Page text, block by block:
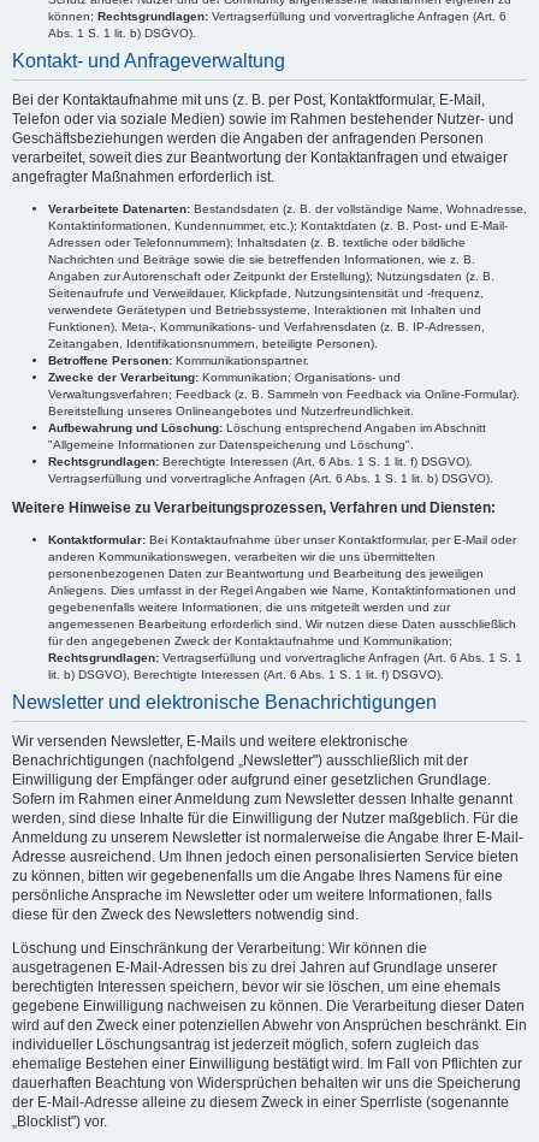
können; Rechtsgrundlagen: Vertragserfüllung und vorvertragliche Anfragen (Art. 6
Abs. 1 S. 1 lit. b) DSGVO).
Kontakt- und Anfrageverwaltung
Bei der Kontaktaufnahme mit uns (z. B. per Post, Kontaktformular, E-Mail,
Telefon oder via soziale Medien) sowie im Rahmen bestehender Nutzer- und
Geschäftsbeziehungen werden die Angaben der anfragenden Personen
verarbeitet, soweit dies zur Beantwortung der Kontaktanfragen und etwaiger
angefragter Maßnahmen erforderlich ist.
Verarbeitete Datenarten: Bestandsdaten (z. B. der vollständige Name, Wohnadresse,
Kontaktinformationen, Kundennummer, etc.); Kontaktdaten (z. B. Post- und E-Mail-
Adressen oder Telefonnummern); Inhaltsdaten (z. B. textliche oder bildliche
Nachrichten und Beiträge sowie die sie betreffenden Informationen, wie z. B.
Angaben zur Autorenschaft oder Zeitpunkt der Erstellung); Nutzungsdaten (z. B.
Seitenaufrufe und Verweildauer, Klickpfade, Nutzungsintensität und -frequenz,
verwendete Gerätetypen und Betriebssysteme, Interaktionen mit Inhalten und
Funktionen). Meta-, Kommunikations- und Verfahrensdaten (z. B. IP-Adressen,
Zeitangaben, Identifikationsnummern, beteiligte Personen).
Betroffene Personen: Kommunikationspartner.
Zwecke der Verarbeitung: Kommunikation; Organisations- und
Verwaltungsverfahren; Feedback (z. B. Sammeln von Feedback via Online-Formular).
Bereitstellung unseres Onlineangebotes und Nutzerfreundlichkeit.
Aufbewahrung und Löschung: Löschung entsprechend Angaben im Abschnitt
"Allgemeine Informationen zur Datenspeicherung und Löschung".
Rechtsgrundlagen: Berechtigte Interessen (Art. 6 Abs. 1 S. 1 lit. f) DSGVO).
Vertragserfüllung und vorvertragliche Anfragen (Art. 6 Abs. 1 S. 1 lit. b) DSGVO).
Weitere Hinweise zu Verarbeitungsprozessen, Verfahren und Diensten:
Kontaktformular: Bei Kontaktaufnahme über unser Kontaktformular, per E-Mail oder
anderen Kommunikationswegen, verarbeiten wir die uns übermittelten
personenbezogenen Daten zur Beantwortung und Bearbeitung des jeweiligen
Anliegens. Dies umfasst in der Regel Angaben wie Name, Kontaktinformationen und
gegebenenfalls weitere Informationen, die uns mitgeteilt werden und zur
angemessenen Bearbeitung erforderlich sind. Wir nutzen diese Daten ausschließlich
für den angegebenen Zweck der Kontaktaufnahme und Kommunikation;
Rechtsgrundlagen: Vertragserfüllung und vorvertragliche Anfragen (Art. 6 Abs. 1 S. 1
lit. b) DSGVO), Berechtigte Interessen (Art. 6 Abs. 1 S. 1 lit. f) DSGVO).
Newsletter und elektronische Benachrichtigungen
Wir versenden Newsletter, E-Mails und weitere elektronische
Benachrichtigungen (nachfolgend „Newsletter") ausschließlich mit der
Einwilligung der Empfänger oder aufgrund einer gesetzlichen Grundlage.
Sofern im Rahmen einer Anmeldung zum Newsletter dessen Inhalte genannt
werden, sind diese Inhalte für die Einwilligung der Nutzer maßgeblich. Für die
Anmeldung zu unserem Newsletter ist normalerweise die Angabe Ihrer E-Mail-
Adresse ausreichend. Um Ihnen jedoch einen personalisierten Service bieten
zu können, bitten wir gegebenenfalls um die Angabe Ihres Namens für eine
persönliche Ansprache im Newsletter oder um weitere Informationen, falls
diese für den Zweck des Newsletters notwendig sind.
Löschung und Einschränkung der Verarbeitung: Wir können die
ausgetragenen E-Mail-Adressen bis zu drei Jahren auf Grundlage unserer
berechtigten Interessen speichern, bevor wir sie löschen, um eine ehemals
gegebene Einwilligung nachweisen zu können. Die Verarbeitung dieser Daten
wird auf den Zweck einer potenziellen Abwehr von Ansprüchen beschränkt. Ein
individueller Löschungsantrag ist jederzeit möglich, sofern zugleich das
ehemalige Bestehen einer Einwilligung bestätigt wird. Im Fall von Pflichten zur
dauerhaften Beachtung von Widersprüchen behalten wir uns die Speicherung
der E-Mail-Adresse alleine zu diesem Zweck in einer Sperrliste (sogenannte
„Blocklist") vor.